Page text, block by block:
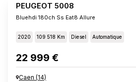
PEUGEOT 5008
Bluehdi 180ch Ss Eat8 Allure
2020 109 518 Km Diesel Automatique
22 999 €
Caen (14)